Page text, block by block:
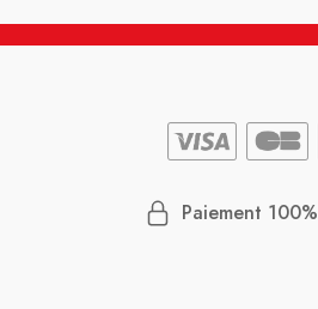
Paiement